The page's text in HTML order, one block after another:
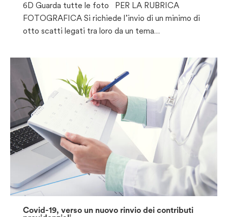
6D Guarda tutte le foto PER LA RUBRICA
FOTOGRAFICA Si richiede l’invio di un minimo di
otto scatti legati tra loro da un tema…
Covid-19, verso un nuovo rinvio dei contributi